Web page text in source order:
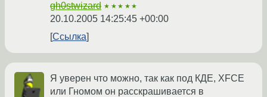
gh0stwizard ★★★★★
20.10.2005 14:25:45 +00:00
Ссылка
Я уверен что можно, так как под КДЕ, XFCE
или Гномом он расскрашивается в